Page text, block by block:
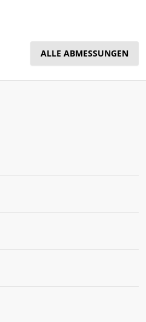
ALLE ABMESSUNGEN